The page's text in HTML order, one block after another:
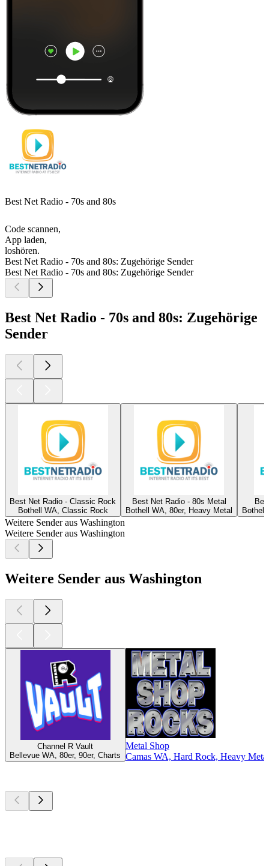
Best Net Radio - 70s and 80s
Code scannen,
App laden,
loshören.
Best Net Radio - 70s and 80s: Zugehörige Sender
Best Net Radio - 70s and 80s: Zugehörige Sender
Best Net Radio - 70s and 80s: Zugehörige
Sender
Best Net Radio - Classic Rock
Bothell WA, Classic Rock
Best Net Radio - 80s Metal
Bothell WA, 80er, Heavy Metal
Bothell
Weitere Sender aus Washington
Weitere Sender aus Washington
Weitere Sender aus Washington
Channel R Vault
Bellevue WA, 80er, 90er, Charts
Metal Shop
Camas WA, Hard Rock, Heavy